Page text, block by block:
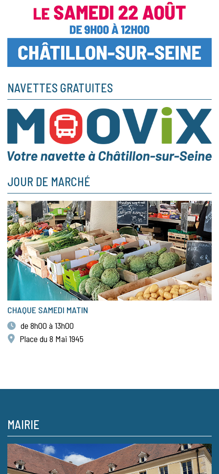
NAVETTES GRATUITES
JOUR DE MARCHÉ
CHAQUE SAMEDI MATIN
de 8h00 à 13h00
Place du 8 Mai 1945
MAIRIE